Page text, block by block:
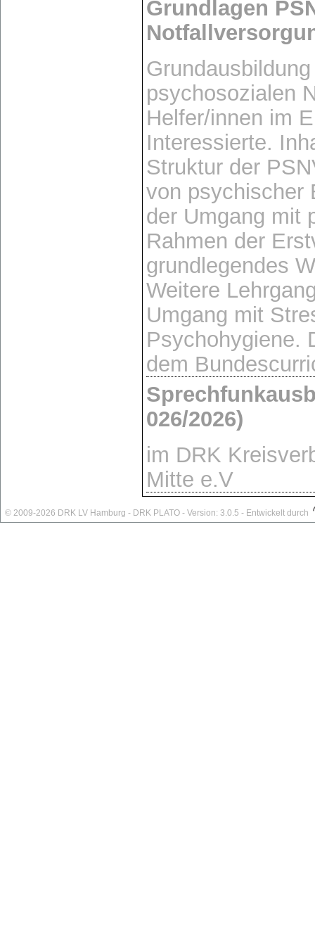
Grundlagen
psychosozialen
Helfer/innen im
Interessierte.
Struktur der
von psychischer
der Umgang mit
Rahmen der
grundlegendes
Weitere
Umgang mit
Psychohygiene.
dem
026/2026)
im DRK
Mitte e.V
© 2009-2026 DRK LV Hamburg - DRK PLATO - Version: 3.0.5 - Entwickelt durch